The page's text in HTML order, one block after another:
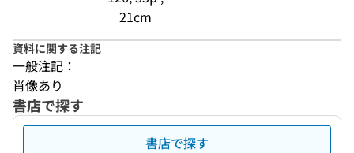
21cm
資料に関する注記
一般注記：
肖像あり
書店で探す
書店で探す